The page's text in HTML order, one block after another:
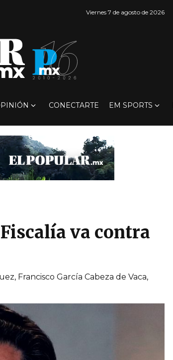
Viernes 7 de agosto de 2026
CONECTARTE EM SPORTS
va contra
Francisco García Cabeza de Vaca,